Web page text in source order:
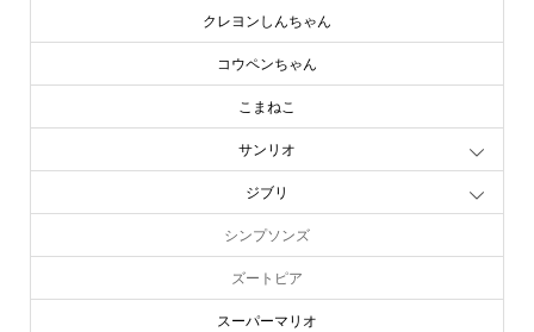
クレヨンしんちゃん
コウペンちゃん
こまねこ
サンリオ
ジブリ
シンプソンズ
ズートピア
スーパーマリオ